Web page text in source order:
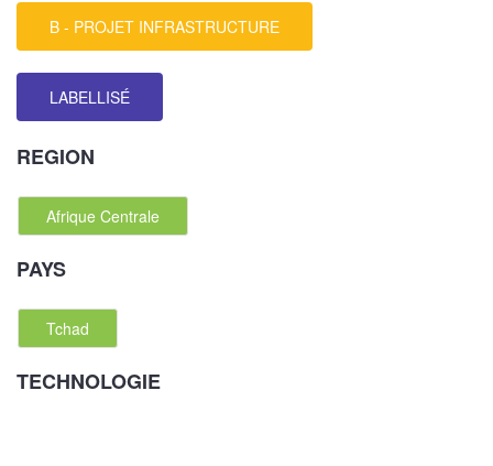
B - PROJET INFRASTRUCTURE
LABELLISÉ
REGION
Afrique Centrale
PAYS
Tchad
TECHNOLOGIE